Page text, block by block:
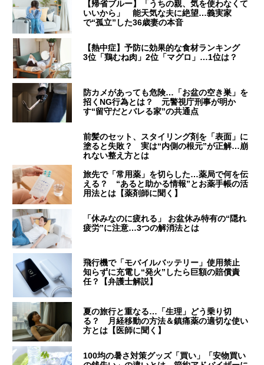
【帰省ブルー】「うちの親、気を使わなくて
いいから」 能天気な夫に絶望…義実家
で“孤立”した36歳妻の本音
【熱中症】予防に効果的な食材ランキング
3位「鶏むね肉」2位「マグロ」…1位は？
防カメがあっても危険…「お盆の空き巣」を
招くNG行為とは？ 元警視庁刑事が明か
す“留守だとバレる家”の共通点
前髪のセット、スタイリング剤を「表面」に
塗ると失敗？ 実は“内側の根元”が正解…崩
れない整え方とは
旅先で「常用薬」を切らした…薬局で何を伝
える？ “あると助かる情報”とお薬手帳の活
用法とは【薬剤師に聞く】
「休みなのに疲れる」 お盆休み特有の“隠れ
疲労”に注意…3つの解消法とは
飛行機で「モバイルバッテリー」使用禁止
知らずに充電し“発火”したら巨額の賠償責
任？【弁護士解説】
夏の旅行と重なる…「生理」どう乗り切
る？ 月経移動の方法＆鎮痛薬の適切な使い
方とは【医師に聞く】
100均の暑さ対策グッズ「買い」「安物買い